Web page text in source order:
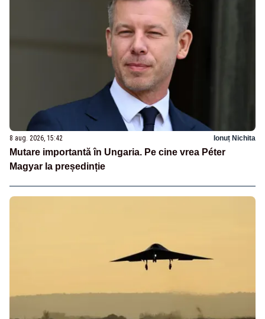
8 aug. 2026, 15:42 Ionuț Nichita
Mutare importantă în Ungaria. Pe cine vrea Péter
Magyar la președinție